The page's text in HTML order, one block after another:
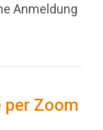
Anmeldung
per Zoom